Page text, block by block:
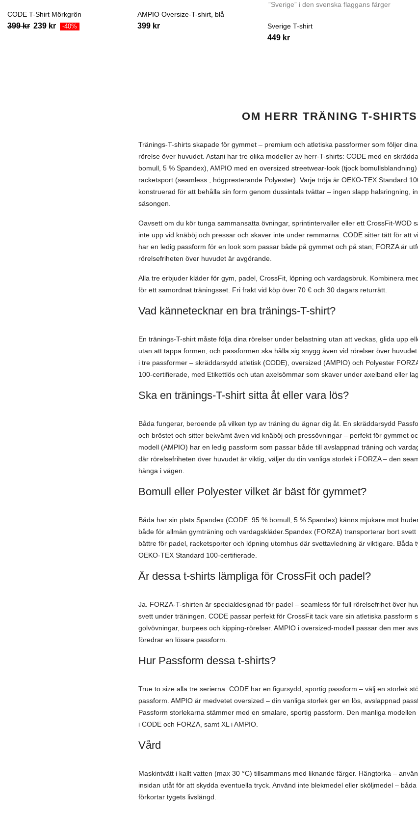
CODE T-Shirt Mörkgrön
399kr 239 kr -40%
AMPIO Oversize-T-shirt, blå
399 kr Sverige T-shirt
449 kr
OM HERR TRÄNING T-SHIRTS
Tränings-T-shirts skapade för gymmet – premium och atletiska passformer som följer
rörelse över huvudet. Astani har tre olika modeller av herr-T-shirts: CODE med en
bomull, 5 % Spandex), AMPIO med en oversized streetwear-look (tjock
racketsport (seamless , högpresterande Polyester). Varje tröja är OEKO-TEX Standard
konstruerad för att behålla sin form genom dussintals tvättar – ingen slapp halsringning,
säsongen.
Oavsett om du kör tunga sammansatta övningar, sprintintervaller eller ett CrossFit-WOD
inte upp vid knäböj och pressar och skaver inte under remmarna. CODE sitter tätt för att
har en ledig passform för en look som passar både på gymmet och på stan; FORZA är
rörelsefriheten över huvudet är avgörande.
Alla tre erbjuder kläder för gym, padel, CrossFit, löpning och vardagsbruk. Kombinera
för ett samordnat träningsset. Fri frakt vid köp över 70 € och 30 dagars returrätt.
Vad kännetecknar en bra tränings-T-shirt?
En tränings-T-shirt måste följa dina rörelser under belastning utan att veckas, glida upp
utan att tappa formen, och passformen ska hålla sig snygg även vid rörelser över
i tre passformer – skräddarsydd atletisk (CODE), oversized (AMPIO) och Polyester
100-certifierade, med Etikettlös och utan axelsömmar som skaver under axelband eller
Ska en tränings-T-shirt sitta åt eller vara lös?
Båda fungerar, beroende på vilken typ av träning du ägnar dig åt. En skräddarsydd
och bröstet och sitter bekvämt även vid knäböj och pressövningar – perfekt för gymmet
modell (AMPIO) har en ledig passform som passar både till avslappnad träning och
där rörelsefriheten över huvudet är viktig, väljer du din vanliga storlek i FORZA – den
hänga i vägen.
Bomull eller Polyester vilket är bäst för gymmet?
Båda har sin plats.Spandex (CODE: 95 % bomull, 5 % Spandex) känns mjukare mot
både för allmän gymträning och vardagskläder.Spandex (FORZA) transporterar bort
bättre för padel, racketsporter och löpning utomhus där svettavledning är viktigare. Båda
OEKO-TEX Standard 100-certifierade.
Är dessa t-shirts lämpliga för CrossFit och padel?
Ja. FORZA-T-shirten är specialdesignad för padel – seamless för full rörelsefrihet över
svett under träningen. CODE passar perfekt för CrossFit tack vare sin atletiska passform
golvövningar, burpees och kipping-rörelser. AMPIO i oversized-modell passar den mer
föredrar en lösare passform.
Hur Passform dessa t-shirts?
True to size alla tre serierna. CODE har en figursydd, sportig passform – välj en storlek
passform. AMPIO är medvetet oversized – din vanliga storlek ger en lös, avslappnad
Passform storlekarna stämmer med en smalare, sportig passform. Den manliga
i CODE och FORZA, samt XL i AMPIO.
Vård
Maskintvätt i kallt vatten (max 30 °C) tillsammans med liknande färger. Hängtorka –
insidan utåt för att skydda eventuella tryck. Använd inte blekmedel eller sköljmedel –
förkortar tygets livslängd.